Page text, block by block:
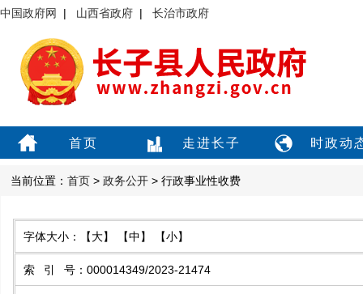
中国政府网 | 山西省政府 | 长治市政府
首页 走进长子 时政动
当前位置： 首页 > 政务公开 > 行政事业性收费
字体大小： 【大】 【中】 【小】
索引号 ： 000014349/2023-21474